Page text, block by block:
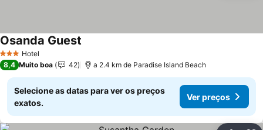
3 EstrelasHotel
Osanda Guest
8,4 Muito boa 42 a 2.4 km de Paradise Island Beach
Selecione as datas para ver os preços
exatos.
Ver preços